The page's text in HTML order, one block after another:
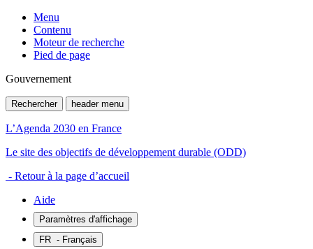
Menu
Contenu
Moteur de recherche
Pied de page
Gouvernement
Rechercher header menu
L’Agenda 2030 en France
Le site des objectifs de développement durable (ODD)
- Retour à la page d’accueil
Aide
Paramètres d'affichage
FR - Français